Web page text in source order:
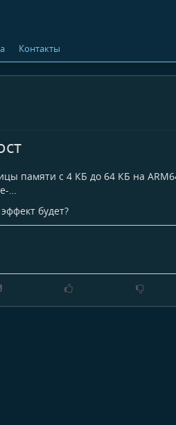
Контакты
памяти с 4 КБ до 64 КБ на
…
будет?